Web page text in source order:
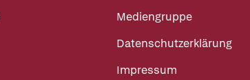
Mediengruppe
Datenschutzerklärung
Impressum